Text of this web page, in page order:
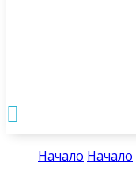

Начало Начало